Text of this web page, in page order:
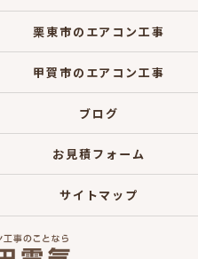
栗東市のエアコン工事
甲賀市のエアコン工事
ブログ
お見積フォーム
サイトマップ